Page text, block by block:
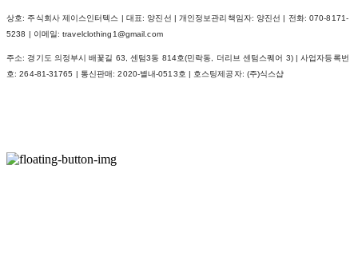
상호: 주식회사 제이스인터텍스 | 대표: 양진선 | 개인정보관리책임자: 양진선 | 전화: 070-8171-
5238 | 이메일: travelclothing1@gmail.com
주소: 경기도 의정부시 배꽃길 63, 센텀3동 814호(민락동, 더리브 센텀스퀘어 3) | 사업자등록번
호:264-81-31765 | 통신판매:2020-별내-0513호 | 호스팅제공자: (주)식스샵